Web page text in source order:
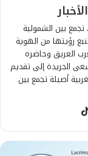
بين الشمولية
رؤيتها من الهوية
العريق وحاضره
الجريدة إلى تقديم
أصيلة تجمع بين
k